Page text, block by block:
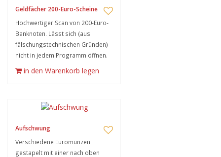
Geldfächer 200-Euro-Scheine
Hochwertiger Scan von 200-Euro-
Banknoten. Lässt sich (aus
fälschungstechnischen Gründen)
nicht in jedem Programm öffnen.
in den Warenkorb legen
Aufschwung
Verschiedene Euromünzen
gestapelt mit einer nach oben